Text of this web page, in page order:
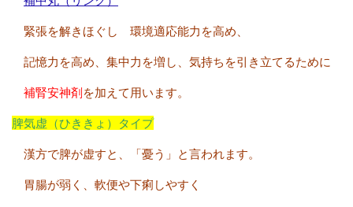
緊張を解きほぐし 環境適応能力を高め、
記憶力を高め、集中力を増し、気持ちを引き立てるために
補腎安神剤を加えて用います。
脾気虚（ひききょ）タイプ
漢方で脾が虚すと、「憂う」と言われます。
胃腸が弱く、軟便や下痢しやすく